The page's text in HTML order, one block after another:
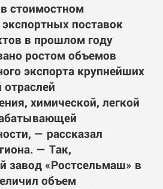
стоимостном
поставок
в прошлом году
ростом объемов
экспорта крупнейших
химической, легкой
— рассказал
— Так,
завод «Ростсельмаш» в
объем